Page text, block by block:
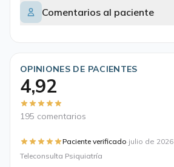
Comentarios al paciente
OPINIONES DE PACIENTES
4,92
195 comentarios
Paciente verificado·julio de 2026
Teleconsulta Psiquiatría